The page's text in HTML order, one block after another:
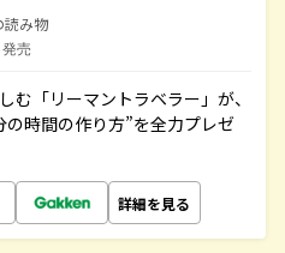
読み物
売
む「リーマントラベラー」が、
時間の作り方”を全力プレゼ
詳細を見る